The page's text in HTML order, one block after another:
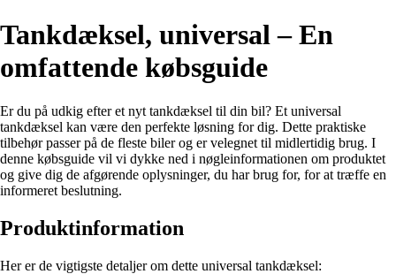
Tankdæksel, universal – En
omfattende købsguide
Er du på udkig efter et nyt tankdæksel til din bil? Et universal
tankdæksel kan være den perfekte løsning for dig. Dette praktiske
tilbehør passer på de fleste biler og er velegnet til midlertidig brug. I
denne købsguide vil vi dykke ned i nøgleinformationen om produktet
og give dig de afgørende oplysninger, du har brug for, for at træffe en
informeret beslutning.
Produktinformation
Her er de vigtigste detaljer om dette universal tankdæksel: